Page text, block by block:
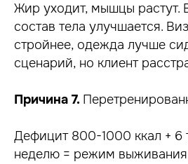
Жир уходит, мышцы растут.
состав тела улучшается.
стройнее, одежда лучше
сценарий, но клиент
Причина 7.
Дефицит 800-1000 ккал + 6
неделю = режим